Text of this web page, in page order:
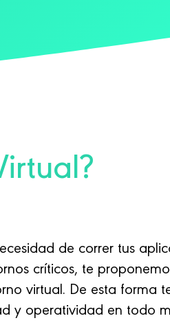
de correr tus
críticos, te
virtual. De esta forma
y operatividad en todo